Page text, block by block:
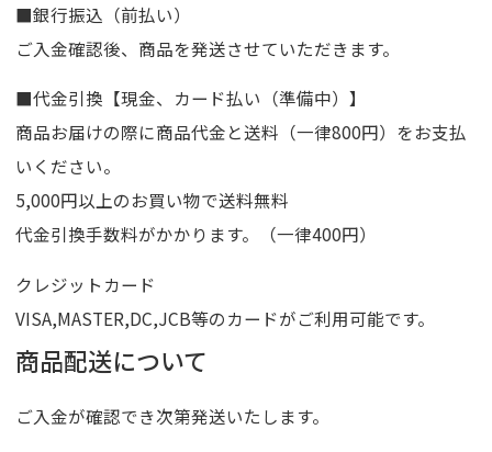
■銀行振込（前払い）
ご入金確認後、商品を発送させていただきます。
■代金引換【現金、カード払い（準備中）】
商品お届けの際に商品代金と送料（一律800円）をお支払
いください。
5,000円以上のお買い物で送料無料
代金引換手数料がかかります。（一律400円）
クレジットカード
VISA,MASTER,DC,JCB等のカードがご利用可能です。
商品配送について
ご入金が確認でき次第発送いたします。